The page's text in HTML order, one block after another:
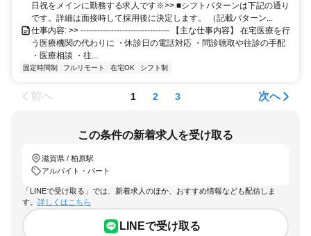
日祝をメインに勤務する求人です※>> ■シフトパターンは下記の通り
です。詳細は面接時して採用後に決定します。 （記載パターン...
仕事内容: >> -------------------------------- 【主な仕事内容】 在宅医療を行
う医療機関の代わりに ・休診日の電話対応 ・問診聴取や往診の手配
・医療相談 ・往...
固定時間制 フルリモート 在宅OK シフト制
前へ 1 2 3 次へ
この条件の新着求人を受け取る
滋賀県 / 柏原駅
アルバイト・パート
「LINEで受け取る」では、新着求人のほか、おすすめ情報なども配信しま
す。 詳しくはこちら
LINEで受け取る